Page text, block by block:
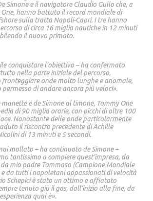
Simone e il navigatore Claudio Gullo che, a
hanno battuto il record mondiale di
sulla tratta Napoli-Capri. I tre hanno
di circa 16 miglia nautiche in 12 minuti
il nuovo primato.
conquistare l’obiettivo – ha confermato
nella parte iniziale del percorso,
onde molto lunghe e anomale,
permesso di andare ancora più veloci».
manette e de Simone al timone, Tommy One
di 90 miglia orarie, con picchi di oltre 100
Nonostante delle onde particolarmente
il riscontro precedente di Achille
di 13 minuti e 5 secondi.
mollato – ha continuato de Simone –
tantissimo a compiere quest’impresa, da
mio padre Tommaso (Campione Mondiale
da tutti i napoletani appassionati di velocità
Schepici è stato un ottimo e affiatato
tenuto giù il gas, dall’inizio alla fine, da
qual è».